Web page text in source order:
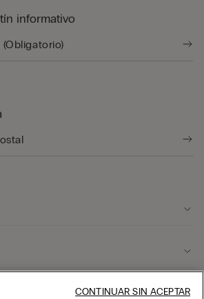
informativo
CONTINUAR SIN ACEPTAR